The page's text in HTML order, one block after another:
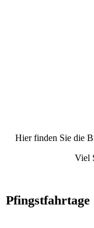
Hier finden Sie die
Viel
Pfingstfahrtage